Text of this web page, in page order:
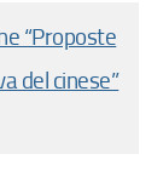
“Proposte
del cinese”